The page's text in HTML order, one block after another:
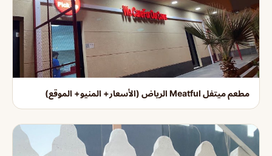
مطعم ميتفل Meatful الرياض (الأسعار+ المنيو+ الموقع)